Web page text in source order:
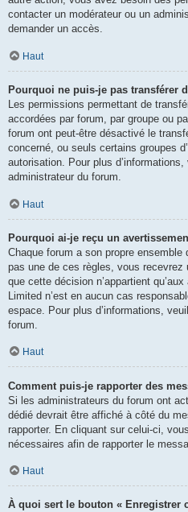
contacter un modérateur ou un
demander un accès.
Haut
Pourquoi ne puis-je pas transférer
Les permissions permettant de
accordées par forum, par groupe ou
forum ont peut-être désactivé le
concerné, ou seuls certains groupes
autorisation. Pour plus
administrateur du forum.
Haut
Pourquoi ai-je reçu un
Chaque forum a son propre
pas une de ces règles, vous
que cette décision n’appartient
Limited n’est en aucun cas
espace. Pour plus d’informations,
forum.
Haut
Comment puis-je rapporter des
Si les administrateurs du forum ont
dédié devrait être affiché à côté du
rapporter. En cliquant sur celui-ci,
nécessaires afin de rapporter le
Haut
À quoi sert le bouton « Enregistrer